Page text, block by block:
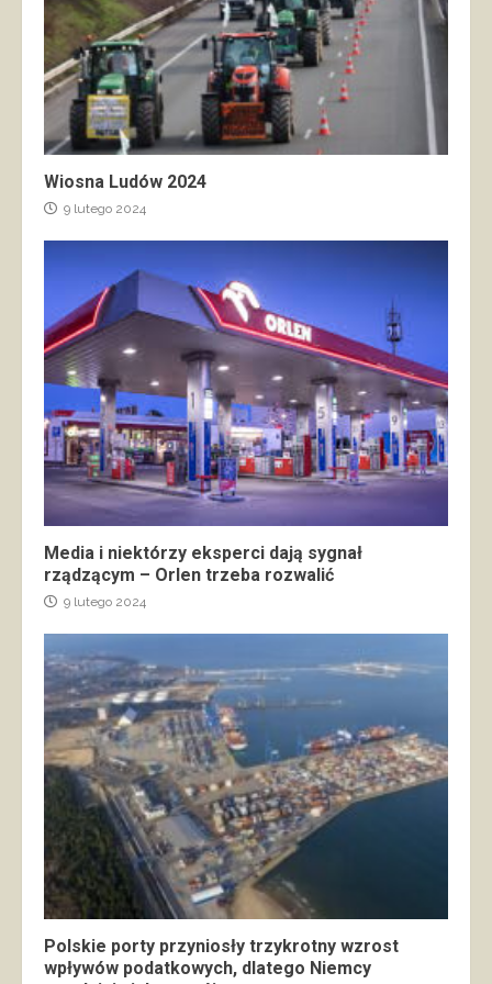
Wiosna Ludów 2024
9 lutego 2024
Media i niektórzy eksperci dają sygnał
rządzącym – Orlen trzeba rozwalić
9 lutego 2024
Polskie porty przyniosły trzykrotny wzrost
wpływów podatkowych, dlatego Niemcy